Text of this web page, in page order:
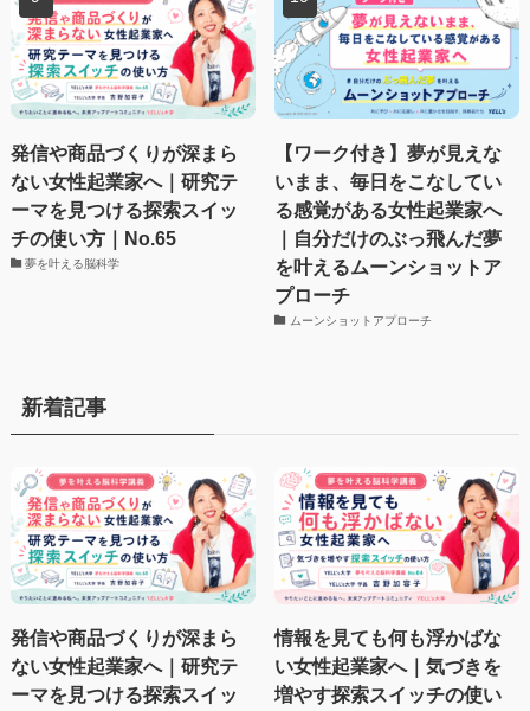
発信や商品づくりが深まら
ない女性起業家へ｜研究テ
ーマを見つける探索スイッ
チの使い方｜No.65
夢を叶える脳科学
【ワーク付き】夢が見えな
いまま、毎日をこなしてい
る感覚がある女性起業家へ
｜自分だけのぶっ飛んだ夢
を叶えるムーンショットア
プローチ
ムーンショットアプローチ
新着記事
発信や商品づくりが深まら
ない女性起業家へ｜研究テ
ーマを見つける探索スイッ
情報を見ても何も浮かばな
い女性起業家へ｜気づきを
増やす探索スイッチの使い